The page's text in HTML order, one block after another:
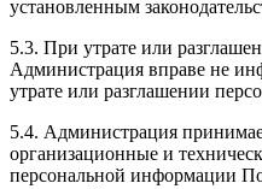
установленным
5.3. При утрате или
Администрация вправе не
утрате или разглашении
5.4. Администрация
организационные и
персональной информации